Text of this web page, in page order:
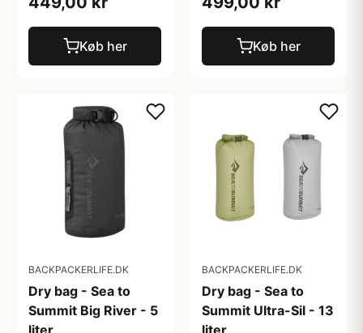
Køb her Køb her
BACKPACKERLIFE.DK
Dry bag - Sea to
Summit Big River - 5
liter
BACKPACKERLIFE.DK
Dry bag - Sea to
Summit Ultra-Sil - 13
liter